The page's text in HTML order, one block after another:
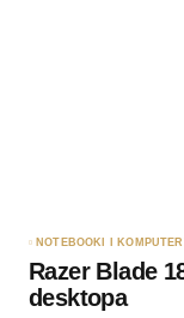
NOTEBOOKI I
Razer Blade
desktopa